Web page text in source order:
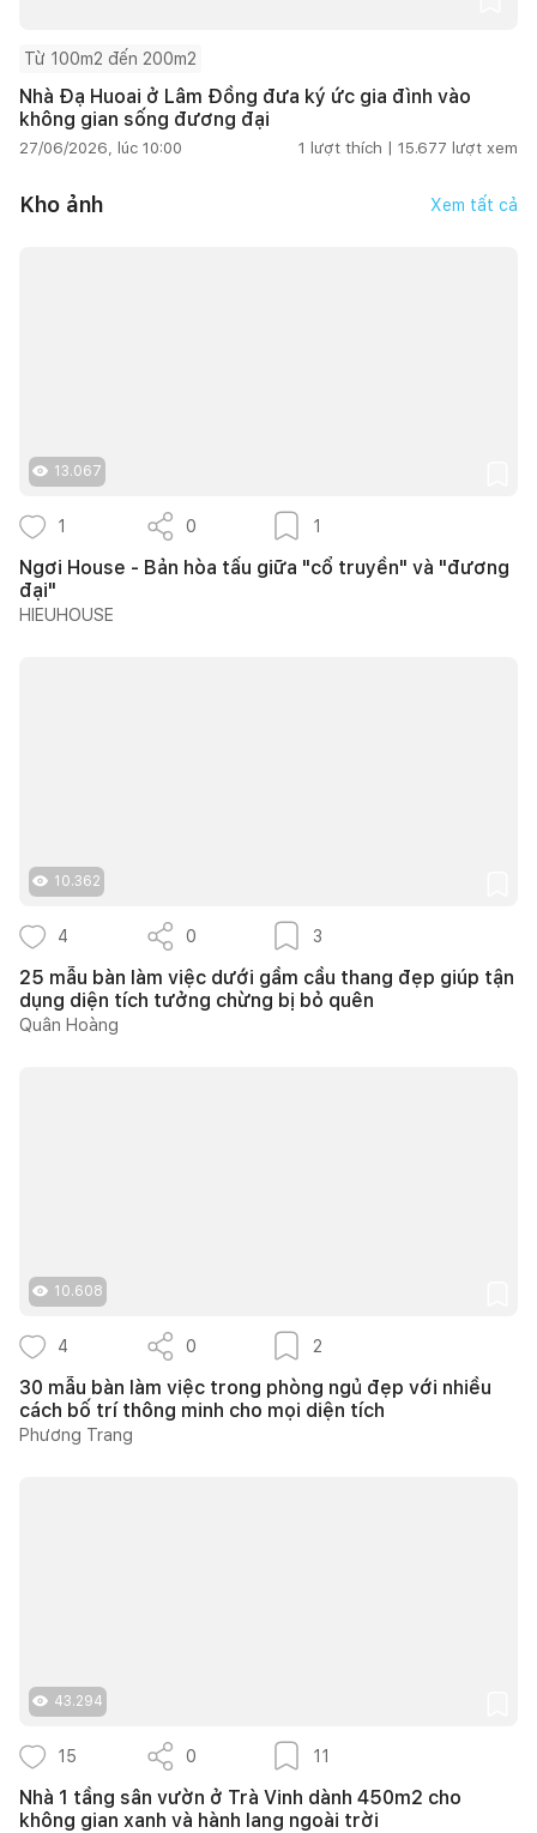
Từ 100m2 đến 200m2
Nhà Đạ Huoai ở Lâm Đồng đưa ký ức gia đình vào
không gian sống đương đại
27/06/2026, lúc 10:00 1 lượt thích | 15.677 lượt xem
Kho ảnh Xem tất cả
13.067
1 0 1
Ngơi House - Bản hòa tấu giữa "cổ truyền" và "đương
đại"
HIEUHOUSE
10.362
4 0 3
25 mẫu bàn làm việc dưới gầm cầu thang đẹp giúp tận
dụng diện tích tưởng chừng bị bỏ quên
Quân Hoàng
10.608
4 0 2
30 mẫu bàn làm việc trong phòng ngủ đẹp với nhiều
cách bố trí thông minh cho mọi diện tích
Phương Trang
43.294
15 0 11
Nhà 1 tầng sân vườn ở Trà Vinh dành 450m2 cho
không gian xanh và hành lang ngoài trời